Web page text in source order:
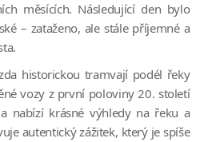
měsících. Následující den bylo
– zataženo, ale stále příjemné a
historickou tramvají podél řeky
vozy z první poloviny 20. století
nabízí krásné výhledy na řeku a
autentický zážitek, který je spíše